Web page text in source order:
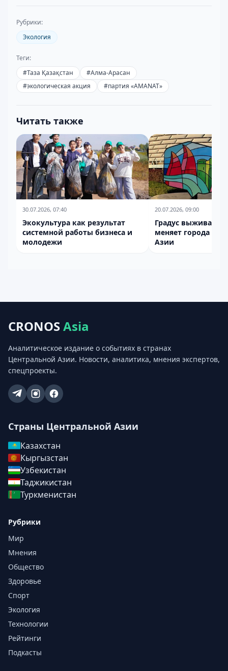
Рубрики:
Экология
Теги:
#Таза Қазақстан #Алма-Арасан
#экологическая акция #партия «AMANAT»
Читать также
30.07.2026, 07:40
Экокультура как результат
системной работы бизнеса и
молодежи
20.07.2026, 09:00
Градус
меняет города
Азии
CRONOSAsia
Аналитическое издание о событиях в странах
Центральной Азии. Новости, аналитика, мнения экспертов,
спецпроекты.
Страны Центральной Азии
Казахстан
Кыргызстан
Узбекистан
Таджикистан
Туркменистан
Рубрики
Мир
Мнения
Общество
Здоровье
Спорт
Экология
Технологии
Рейтинги
Подкасты